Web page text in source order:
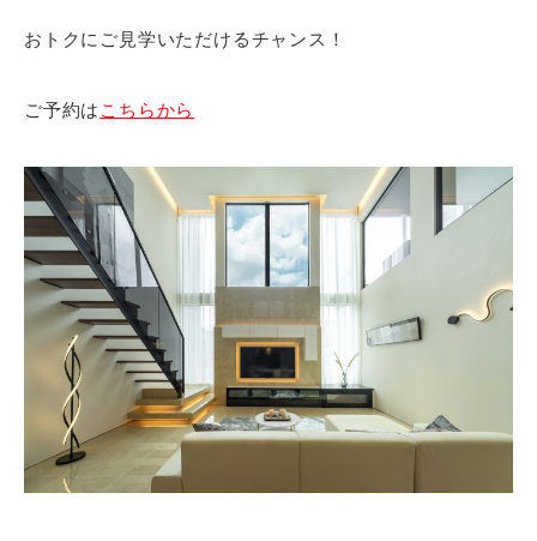
おトクにご見学いただけるチャンス！
ご予約は こちらから